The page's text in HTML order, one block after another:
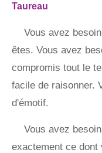
Taureau
Vous avez
êtes. Vous avez
compromis tout le
facile de raisonner.
d'émotif.
Vous avez
exactement ce dont